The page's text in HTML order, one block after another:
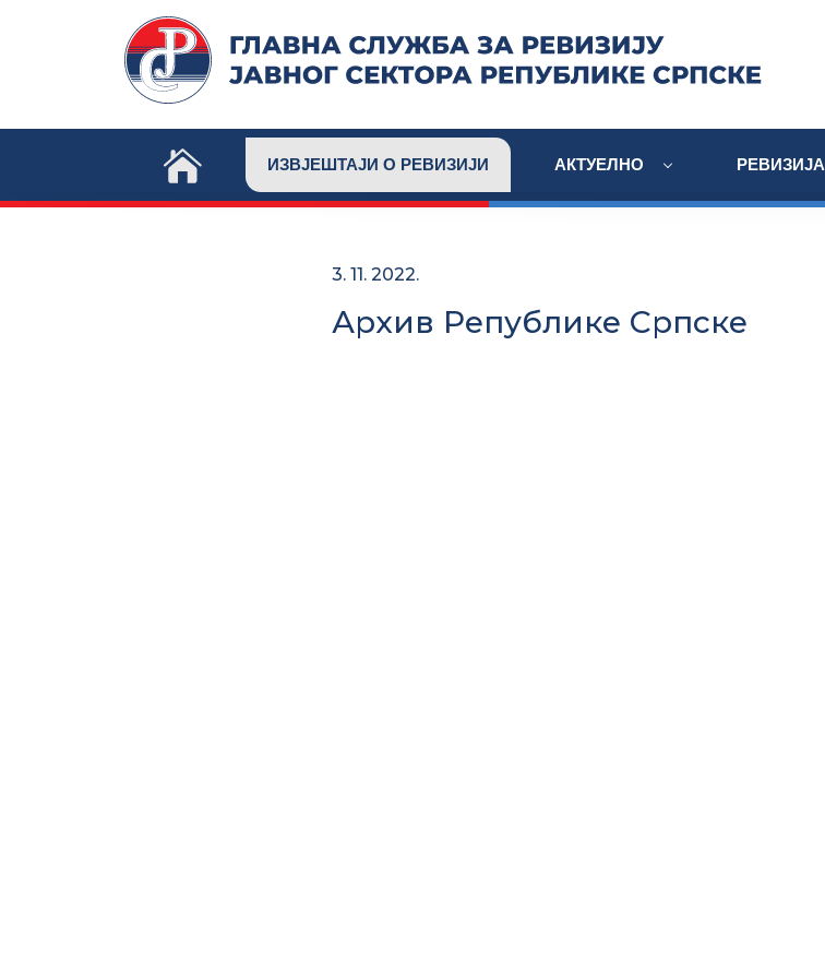
ИЗВЈЕШТАЈИ О РЕВИЗИЈИ АКТУЕЛНО РЕВИЗИЈА
3. 11. 2022.
Архив Републике Српске